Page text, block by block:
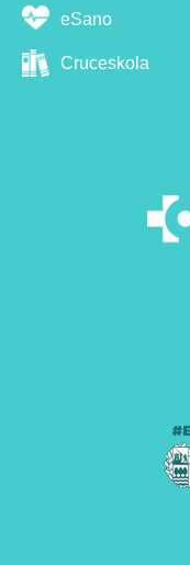
eSano
Cruceskola